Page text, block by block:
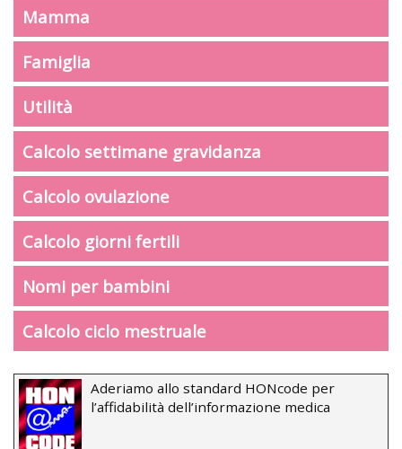
Mamma
Famiglia
Utilità
Calcolo settimane gravidanza
Calcolo ovulazione
Calcolo giorni fertili
Nomi per bambini
Calcolo ciclo mestruale
Aderiamo allo standard HONcode per
l’affidabilità dell’informazione medica